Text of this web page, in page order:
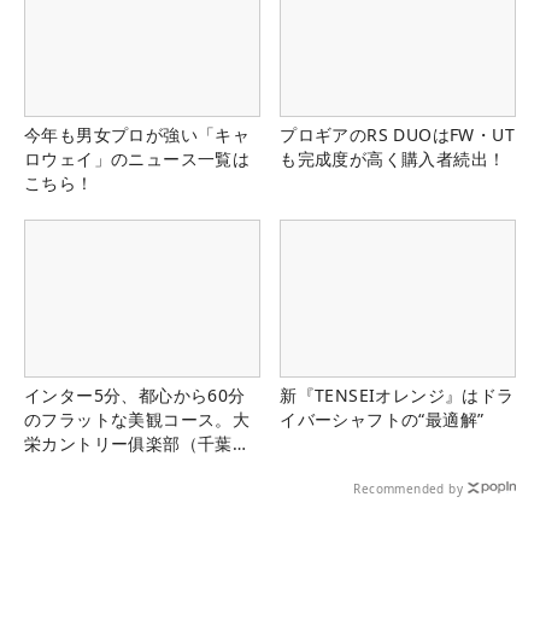
今年も男女プロが強い「キャ
ロウェイ」のニュース一覧は
こちら！
プロギアのRS DUOはFW・UT
も完成度が高く購入者続出！
インター5分、都心から60分
のフラットな美観コース。大
栄カントリー俱楽部（千葉
新『TENSEIオレンジ』はドラ
イバーシャフトの“最適解”
Recommended by